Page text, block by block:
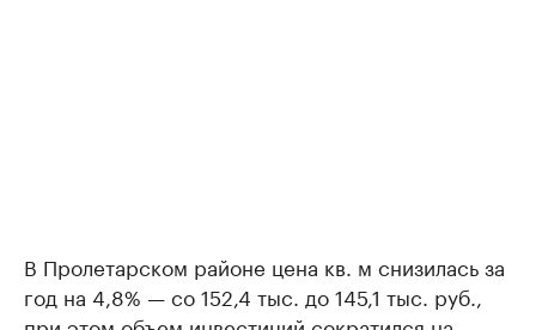
В Пролетарском районе цена кв. м снизилась за
год на 4,8% — со 152,4 тыс. до 145,1 тыс. руб.,